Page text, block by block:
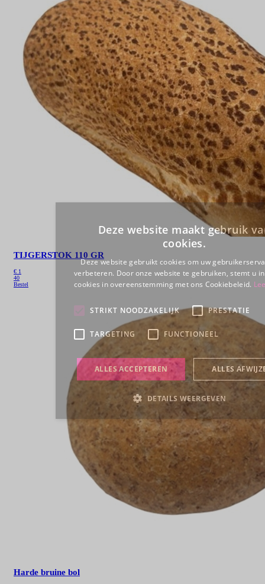
TIJGERSTOK 110 GR
€ 1
40
Bestel
Harde bruine bol